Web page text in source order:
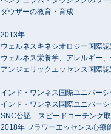
ダウザーの教育・育成
2013年
ウェルネスキネシオロジー国際
ウェルネス栄養学、アレルギー
アンジェリックエッセンス国際
インド・ワンネス国際ユニバー
インド・ワンネス国際ユニバー
SNC公認 スピードコーチング
2018年 フラワーエッセンス心療